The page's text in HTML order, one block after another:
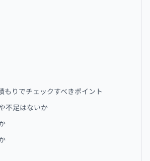
もりでチェックすべきポイント
不足はないか